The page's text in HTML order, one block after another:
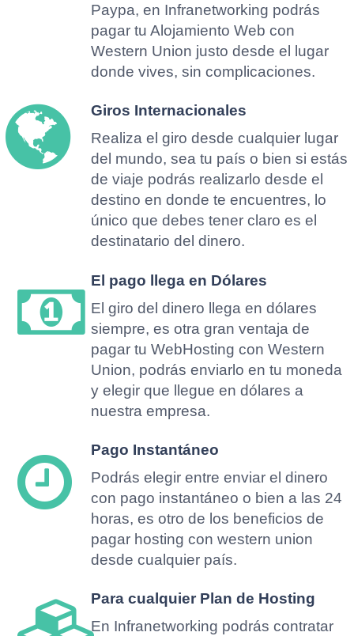
Paypa, en Infranetworking podrás
pagar tu Alojamiento Web con
Western Union justo desde el lugar
donde vives, sin complicaciones.
Giros Internacionales
Realiza el giro desde cualquier lugar
del mundo, sea tu país o bien si estás
de viaje podrás realizarlo desde el
destino en donde te encuentres, lo
único que debes tener claro es el
destinatario del dinero.
El pago llega en Dólares
El giro del dinero llega en dólares
siempre, es otra gran ventaja de
pagar tu WebHosting con Western
Union, podrás enviarlo en tu moneda
y elegir que llegue en dólares a
nuestra empresa.
Pago Instantáneo
Podrás elegir entre enviar el dinero
con pago instantáneo o bien a las 24
horas, es otro de los beneficios de
pagar hosting con western union
desde cualquier país.
Para cualquier Plan de Hosting
En Infranetworking podrás contratar